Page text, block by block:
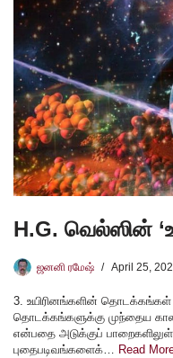
H.G. வெல்ஸின்
ஜனனி ரமேஷ் April 25,
3. உயிரினங்களின் தொடக்கங்கள்
தொடக்கங்களுக்கு முந்தைய
என்பதை அடுக்குப்
புதைபடிவங்களைக்…
Read